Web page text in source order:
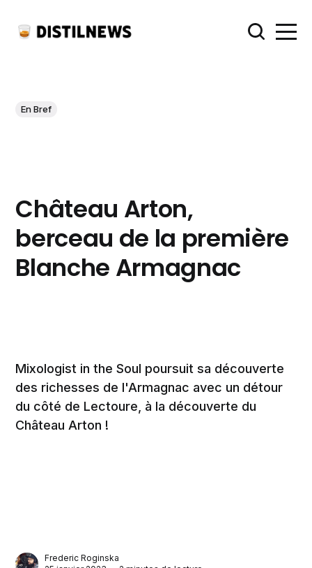
En Bref
Château Arton,
berceau de la première
Blanche Armagnac
Mixologist in the Soul poursuit sa découverte
des richesses de l'Armagnac avec un détour
du côté de Lectoure, à la découverte du
Château Arton !
Frederic Roginska